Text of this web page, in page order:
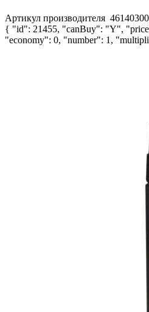
Артикул производителя
{ "id": 21455, "canBuy": "Y",
"economy": 0, "number": 1,